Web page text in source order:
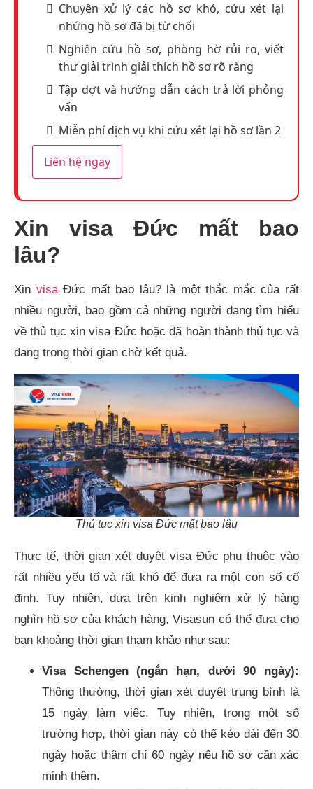
Chuyên xử lý các hồ sơ khó, cứu xét lại
nhứng hồ sơ đã bị từ chối
Nghiên cứu hồ sơ, phòng hờ rủi ro, viết
thư giải trình giải thích hồ sơ rõ ràng
Tập dợt và hướng dẫn cách trả lời phỏng
vấn
Miễn phí dịch vụ khi cứu xét lại hồ sơ lần 2
Liên hệ ngay
Xin visa Đức mất bao
lâu?
Xin visaĐức mất bao lâu? là một thắc mắc của rất
nhiều người, bao gồm cả những người đang tìm hiểu
về thủ tục xin visa Đức hoặc đã hoàn thành thủ tục và
đang trong thời gian chờ kết quả.
Thủ tục xin visa Đức mất bao lâu
Thực tế, thời gian xét duyệt visa Đức phụ thuộc vào
rất nhiều yếu tố và rất khó để đưa ra một con số cố
định. Tuy nhiên, dựa trên kinh nghiệm xử lý hàng
nghìn hồ sơ của khách hàng, Visasun có thể đưa cho
bạn khoảng thời gian tham khảo như sau:
Visa Schengen (ngắn hạn, dưới 90 ngày):
Thông thường, thời gian xét duyệt trung bình là
15 ngày làm việc. Tuy nhiên, trong một số
trường hợp, thời gian này có thể kéo dài đến 30
ngày hoặc thậm chí 60 ngày nếu hồ sơ cần xác
minh thêm.